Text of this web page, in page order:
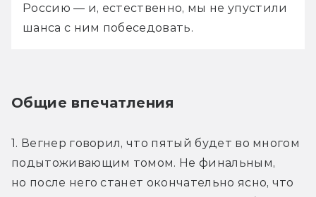
Россию — и, естественно, мы не упустили
шанса с ним побеседовать.
Общие впечатления
1. Вегнер говорил, что пятый будет во многом
подытоживающим томом. Не финальным,
но после него станет окончательно ясно, что